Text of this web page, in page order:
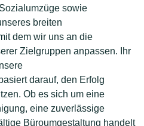
sowie
breiten
dem wir uns an die
Zielgruppen anpassen. Ihr
darauf, den Erfolg
Ob es sich um eine
eine zuverlässige
Büroumgestaltung handelt